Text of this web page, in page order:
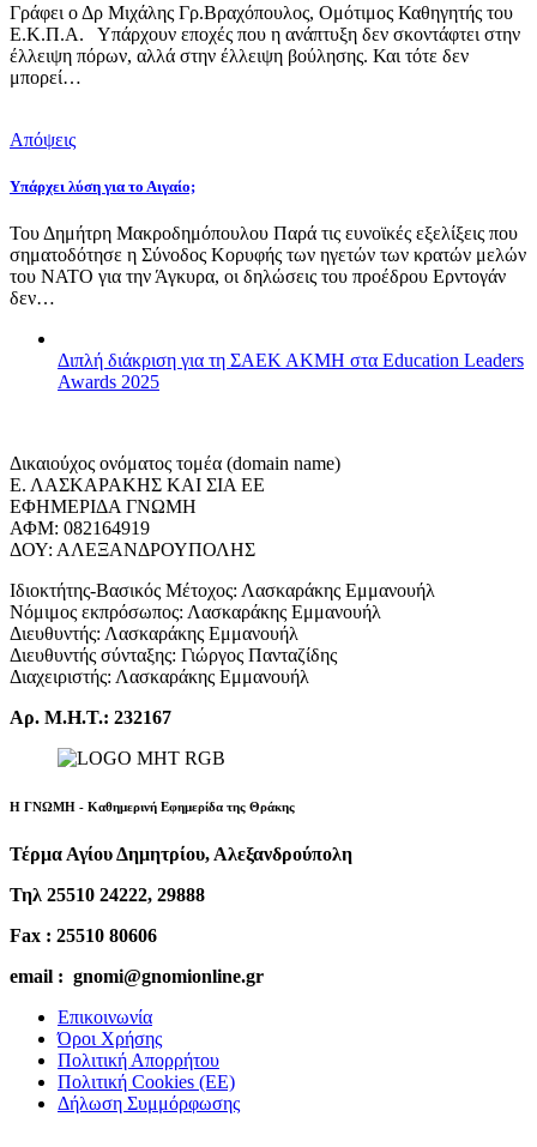
Γράφει ο Δρ Μιχάλης Γρ.Βραχόπουλος, Ομότιμος Καθηγητής του
Ε.Κ.Π.Α. Υπάρχουν εποχές που η ανάπτυξη δεν σκοντάφτει στην
έλλειψη πόρων, αλλά στην έλλειψη βούλησης. Και τότε δεν
μπορεί…
Απόψεις
Υπάρχει λύση για το Αιγαίο;
Του Δημήτρη Μακροδημόπουλου Παρά τις ευνοϊκές εξελίξεις που
σηματοδότησε η Σύνοδος Κορυφής των ηγετών των κρατών μελών
του ΝΑΤΟ για την Άγκυρα, οι δηλώσεις του προέδρου Ερντογάν
δεν…
Διπλή διάκριση για τη ΣΑΕΚ ΑΚΜΗ στα Education Leaders
Awards 2025
Δικαιούχος ονόματος τομέα (domain name)
Ε. ΛΑΣΚΑΡΑΚΗΣ ΚΑΙ ΣΙΑ ΕΕ
ΕΦΗΜΕΡΙΔΑ ΓΝΩΜΗ
ΑΦΜ: 082164919
ΔΟΥ: ΑΛΕΞΑΝΔΡΟΥΠΟΛΗΣ
Ιδιοκτήτης-Βασικός Μέτοχος: Λασκαράκης Εμμανουήλ
Νόμιμος εκπρόσωπος: Λασκαράκης Εμμανουήλ
Διευθυντής: Λασκαράκης Εμμανουήλ
Διευθυντής σύνταξης: Γιώργος Πανταζίδης
Διαχειριστής: Λασκαράκης Εμμανουήλ
Αρ. Μ.Η.Τ.: 232167
Η ΓΝΩΜΗ - Καθημερινή Εφημερίδα της Θράκης
Τέρμα Αγίου Δημητρίου, Αλεξανδρούπολη
Τηλ 25510 24222, 29888
Fax : 25510 80606
email : gnomi@gnomionline.gr
Επικοινωνία
Όροι Χρήσης
Πολιτική Απορρήτου
Πολιτική Cookies (ΕΕ)
Δήλωση Συμμόρφωσης